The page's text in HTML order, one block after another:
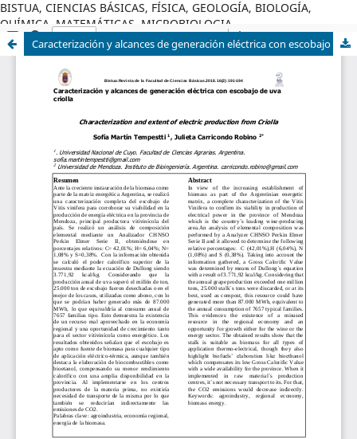
BISTUA, CIENCIAS BÁSICAS, FÍSICA, GEOLOGÍA, BIOLOGÍA,
QUÍMICA, MATEMÁTICAS, MICROBIOLOGIA
Caracterización y alcances de generación eléctrica con escobajo de uva criolla